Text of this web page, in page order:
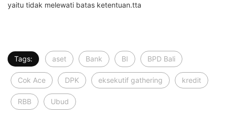
yaitu tidak melewati batas ketentuan.tta
Tags: aset Bank BI BPD Bali
Cok Ace DPK eksekutif gathering kredit
RBB Ubud